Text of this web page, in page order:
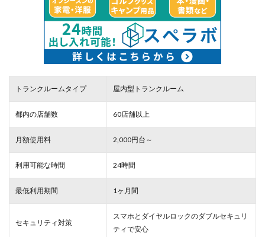
トランクルームタイプ 屋内型トランクルーム
都内の店舗数 60店舗以上
月額使用料 2,000円台～
利用可能な時間 24時間
最低利用期間 1ヶ月間
セキュリティ対策
スマホとダイヤルロックのダブルセキュリ
ティで安心